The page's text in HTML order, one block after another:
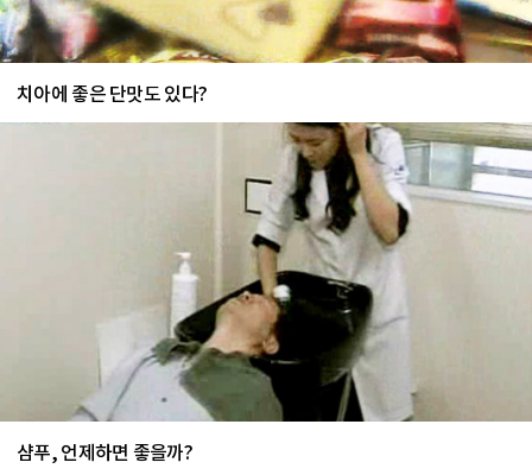
치아에 좋은 단맛도 있다?
샴푸, 언제하면 좋을까?